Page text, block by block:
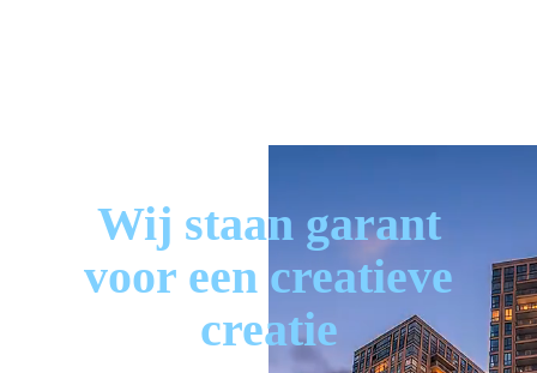
Wij staan garant
voor een creatieve
creatie